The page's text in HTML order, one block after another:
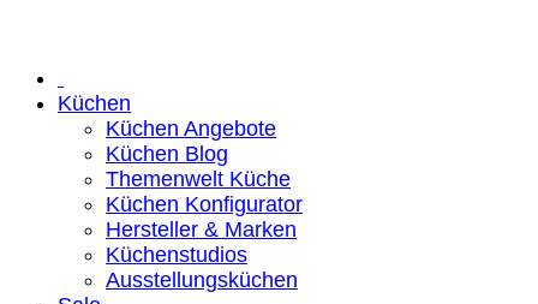
Küchen
Küchen Angebote
Küchen Blog
Themenwelt Küche
Küchen Konfigurator
Hersteller & Marken
Küchenstudios
Ausstellungsküchen